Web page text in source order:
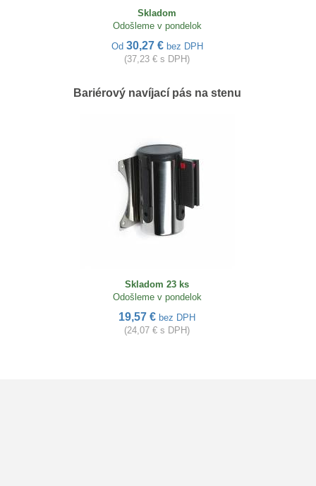
Skladom
Odošleme v pondelok
Od 30,27 € bez DPH
(37,23 € s DPH)
Bariérový navíjací pás na stenu
Skladom 23 ks
Odošleme v pondelok
19,57 € bez DPH
(24,07 € s DPH)